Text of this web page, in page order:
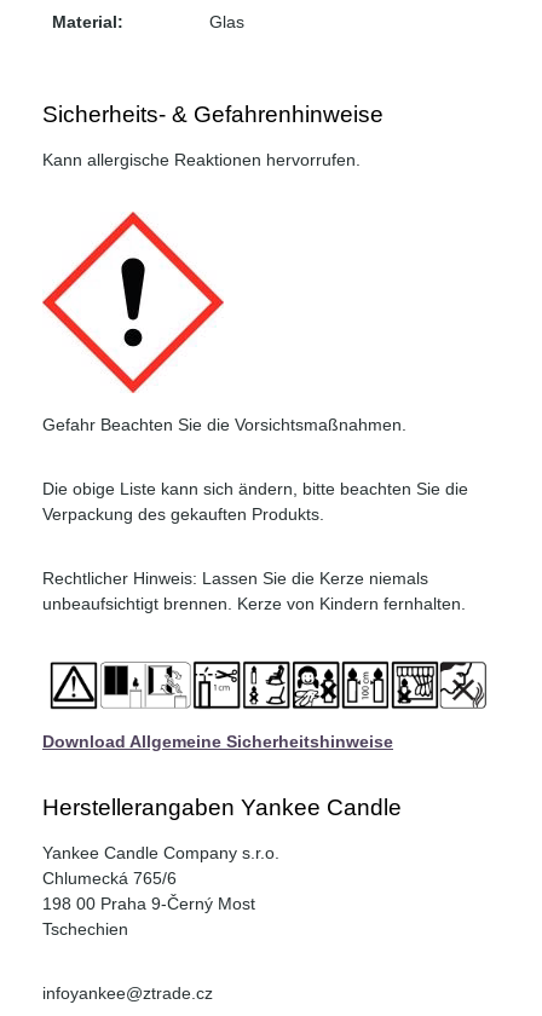
Material: Glas
Sicherheits- & Gefahrenhinweise
Kann allergische Reaktionen hervorrufen.
Gefahr Beachten Sie die Vorsichtsmaßnahmen.
Die obige Liste kann sich ändern, bitte beachten Sie die
Verpackung des gekauften Produkts.
Rechtlicher Hinweis: Lassen Sie die Kerze niemals
unbeaufsichtigt brennen. Kerze von Kindern fernhalten.
Download Allgemeine Sicherheitshinweise
Herstellerangaben Yankee Candle
Yankee Candle Company s.r.o.
Chlumecká 765/6
198 00 Praha 9-Černý Most
Tschechien
infoyankee@ztrade.cz